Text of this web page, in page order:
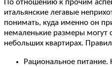
По отношению к прочим
итальянские легавые
понимать, куда именно он
немаленькие размеры могут
небольших квартирах.
Рациональное питание.